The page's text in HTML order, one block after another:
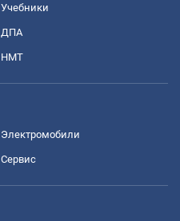
Учебники
ДПА
НМТ
Электромобили
Сервис